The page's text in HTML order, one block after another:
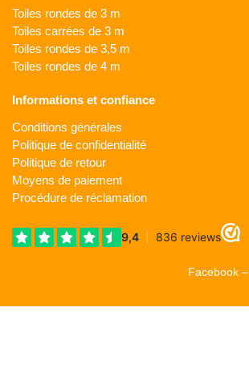
Toiles rondes de 3 m
Toiles carrées de 3 m
Toiles rondes de 3,5 m
Toiles rondes de 4 m
Informations et confiance
Conditions générales
Politique de confidentialité
Politique de retour
Moyens de paiement
Procédure de réclamation
Facebook –